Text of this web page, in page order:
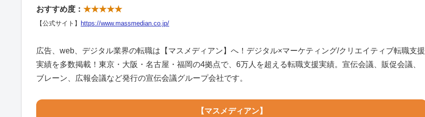
おすすめ度： ★★★★★
【公式サイト】 https://www.massmedian.co.jp/
広告、web、デジタル業界の転職は【マスメディアン】へ！デジタル×マーケティング/クリエイティブ転職支援
実績を多数掲載！東京・大阪・名古屋・福岡の4拠点で、6万人を超える転職支援実績。宣伝会議、販促会議、
ブレーン、広報会議など発行の宣伝会議グループ会社です。
【マスメディアン】